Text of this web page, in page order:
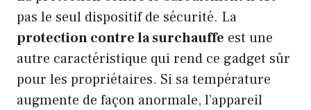
pas le seul dispositif de sécurité. La
protection contre la surchauffe est une
autre caractéristique qui rend ce gadget sûr
pour les propriétaires. Si sa température
augmente de façon anormale, l’appareil